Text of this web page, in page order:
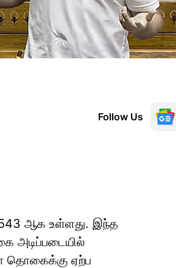
Follow Us
ஆக உள்ளது. இந்த
அடிப்படையில்
தொகைக்கு ஏற்ப